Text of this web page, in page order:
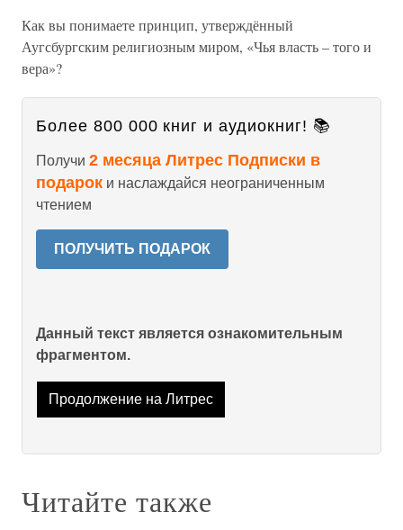
Как вы понимаете принцип, утверждённый
Аугсбургским религиозным миром, «Чья власть – того и
вера»?
Более 800 000 книг и аудиокниг! 📚
Получи 2 месяца Литрес Подписки в
подарок и наслаждайся неограниченным
чтением
ПОЛУЧИТЬ ПОДАРОК
Данный текст является ознакомительным
фрагментом.
Продолжение на Литрес
Читайте также